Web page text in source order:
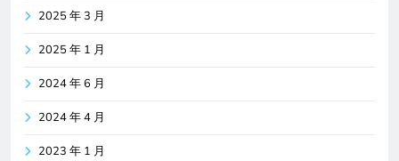
2025 年 3 月
2025 年 1 月
2024 年 6 月
2024 年 4 月
2023 年 1 月